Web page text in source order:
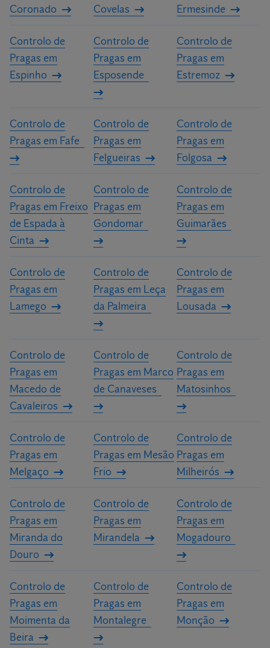
Coronado
Covelas
Ermesinde
Controlo de
Pragas em
Espinho
Controlo de
Pragas em
Esposende
Controlo de
Pragas em
Estremoz
Controlo de
Pragas em Fafe
Controlo de
Pragas em
Felgueiras
Controlo de
Pragas em
Folgosa
Controlo de
Pragas em Freixo
de Espada à
Cinta
Controlo de
Pragas em
Gondomar
Controlo de
Pragas em
Guimarães
Controlo de
Pragas em
Lamego
Controlo de
Pragas em Leça
da Palmeira
Controlo de
Pragas em
Lousada
Controlo de
Pragas em
Macedo de
Cavaleiros
Controlo de
Pragas em Marco
de Canaveses
Controlo de
Pragas em
Matosinhos
Controlo de
Pragas em
Melgaço
Controlo de
Pragas em Mesão
Frio
Controlo de
Pragas em
Milheirós
Controlo de
Pragas em
Miranda do
Douro
Controlo de
Pragas em
Mirandela
Controlo de
Pragas em
Mogadouro
Controlo de
Pragas em
Moimenta da
Beira
Controlo de
Pragas em
Montalegre
Controlo de
Pragas em
Monção